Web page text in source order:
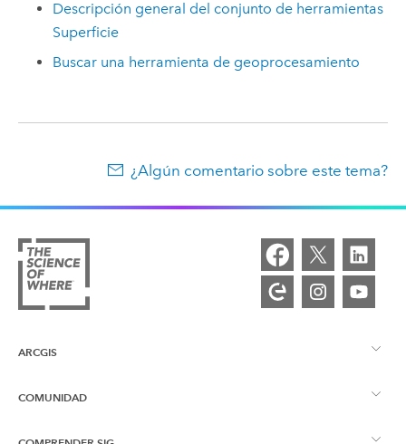
Descripción general del conjunto de herramientas
Superficie
Buscar una herramienta de geoprocesamiento
¿Algún comentario sobre este tema?
ARCGIS
Descripción general de ArcGIS
COMUNIDAD